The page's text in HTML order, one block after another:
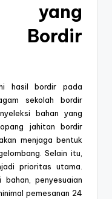
yang
Bordir
hasil bordir pada
sekolah bordir
bahan yang
jahitan bordir
menjaga bentuk
Selain itu,
prioritas utama.
penyesuaian
pemesanan 24